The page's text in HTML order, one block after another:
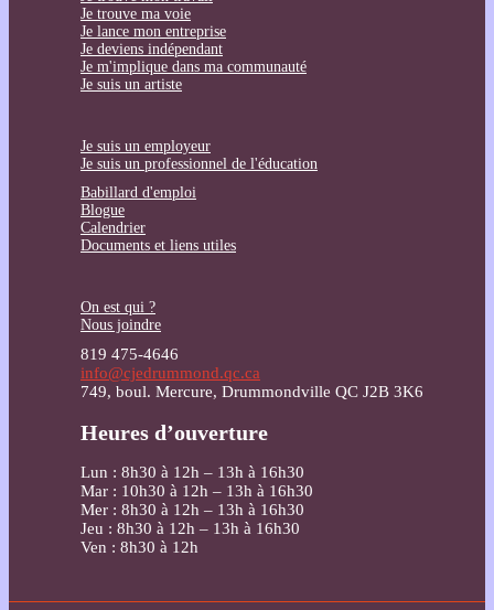
Je trouve ma voie
Je lance mon entreprise
Je deviens indépendant
Je m'implique dans ma communauté
Je suis un artiste
Je suis un employeur
Je suis un professionnel de l'éducation
Babillard d'emploi
Blogue
Calendrier
Documents et liens utiles
On est qui ?
Nous joindre
819 475-4646
info@cjedrummond.qc.ca
749, boul. Mercure, Drummondville QC J2B 3K6
Heures d’ouverture
Lun : 8h30 à 12h – 13h à 16h30
Mar : 10h30 à 12h – 13h à 16h30
Mer : 8h30 à 12h – 13h à 16h30
Jeu : 8h30 à 12h – 13h à 16h30
Ven : 8h30 à 12h